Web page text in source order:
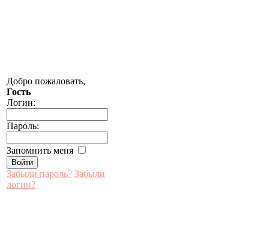
Добро пожаловать,
Гость
Логин:
Пароль:
Запомнить меня
Забыли пароль? Забыли
логин?